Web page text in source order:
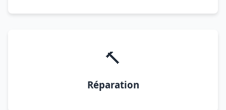
🔨
Réparation